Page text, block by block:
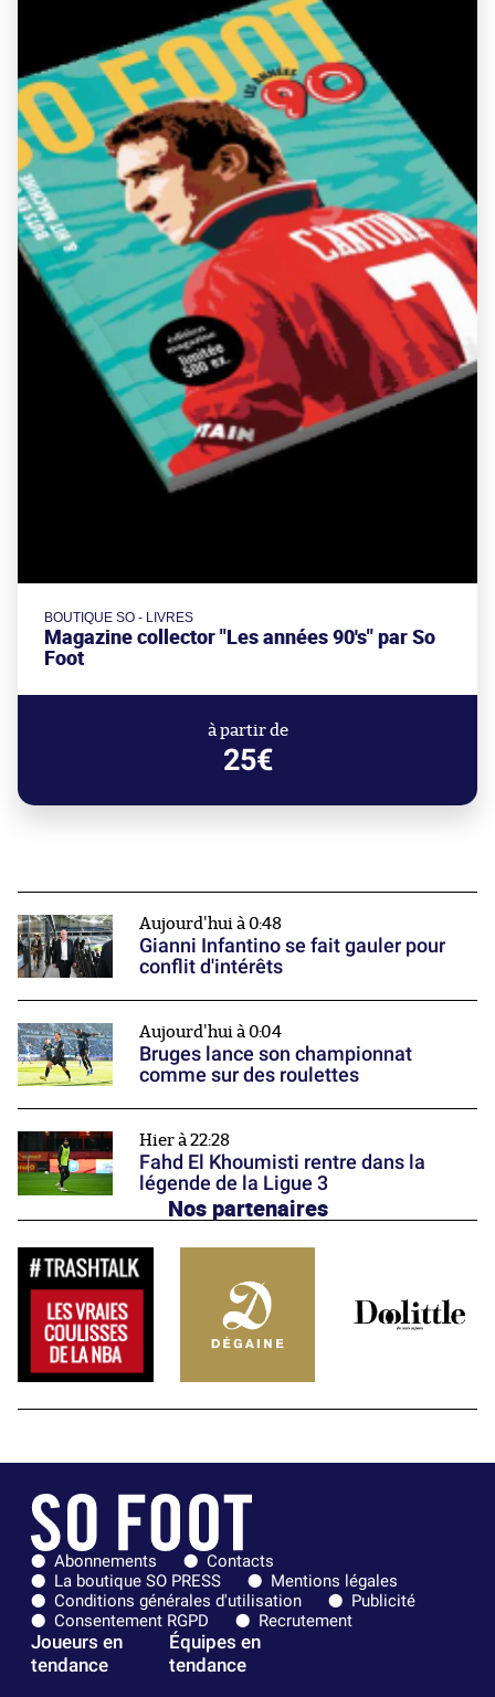
BOUTIQUE SO - LIVRES
Magazine collector "Les années 90's" par So
Foot
à partir de
25€
Aujourd'hui à 0:48
Gianni Infantino se fait gauler pour
conflit d'intérêts
Aujourd'hui à 0:04
Bruges lance son championnat
comme sur des roulettes
Hier à 22:28
Fahd El Khoumisti rentre dans la
légende de la Ligue 3
Nos partenaires
Abonnements
Contacts
La boutique SO PRESS
Mentions légales
Conditions générales d'utilisation
Publicité
Consentement RGPD
Recrutement
Joueurs en
tendance
Équipes en
tendance